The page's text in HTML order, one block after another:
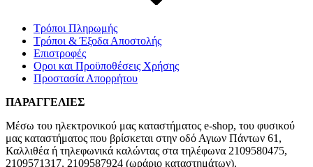
Τρόποι Πληρωμής
Τρόποι & Έξοδα Αποστολής
Επιστροφές
Οροι και Προϋποθέσεις Χρήσης
Προστασία Απορρήτου
ΠΑΡΑΓΓΕΛΙΕΣ
Μέσω του ηλεκτρονικού μας καταστήματος e-shop, του φυσικού
μας καταστήματος που βρίσκεται στην οδό Αγιων Πάντων 61,
Καλλιθέα ή τηλεφωνικά καλώντας στα τηλέφωνα 2109580475,
2109571317, 2109587924 (ωράριο καταστημάτων).